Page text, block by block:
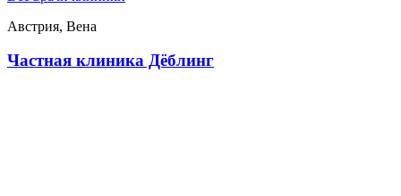
Австрия, Вена
Частная клиника Дёблинг